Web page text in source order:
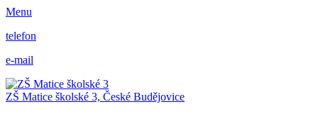
Menu
telefon
e-mail
ZŠ Matice školské 3, České Budějovice